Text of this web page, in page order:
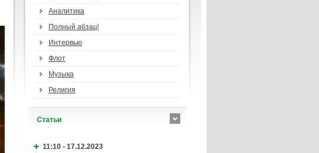
Аналитика
Полный абзац!
Интервью
Флот
Музыка
Религия
Cтатьи
11:10 - 17.12.2023